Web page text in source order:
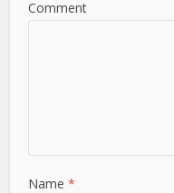
Comment
Name*